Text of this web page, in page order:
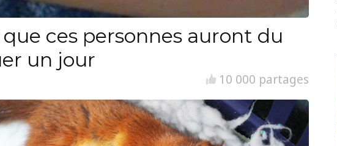
ces personnes auront du
un jour
10 000 partages